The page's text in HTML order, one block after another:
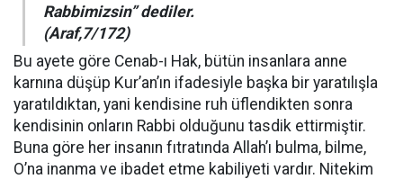
Rabbimizsin” dediler.
(Araf,7/172)
Bu ayete göre Cenab-ı Hak, bütün insanlara anne
karnına düşüp Kur’an’ın ifadesiyle başka bir yaratılışla
yaratıldıktan, yani kendisine ruh üflendikten sonra
kendisinin onların Rabbi olduğunu tasdik ettirmiştir.
Buna göre her insanın fıtratında Allah’ı bulma, bilme,
O’na inanma ve ibadet etme kabiliyeti vardır. Nitekim